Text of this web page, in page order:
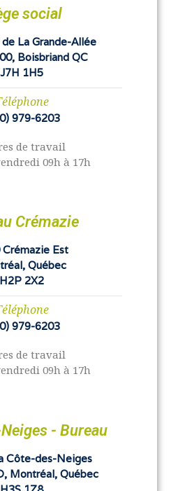
social
La Grande-Allée
Boisbriand QC
J7H 1H5
979-6203
de travail
09h à 17h
Crémazie
Crémazie Est
Québec
H2P 2X2
979-6203
de travail
09h à 17h
- Bureau
Côte-des-Neiges
Montréal, Québec